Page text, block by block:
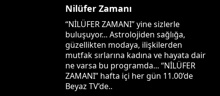
Nilüfer Zamanı
“NİLÜFER ZAMANI” yine sizlerle
buluşuyor... Astrolojiden sağlığa,
güzellikten modaya, ilişkilerden
mutfak sırlarına kadına ve hayata dair
ne varsa bu programda... “NİLÜFER
ZAMANI” hafta içi her gün 11.00’de
Beyaz TV’de..